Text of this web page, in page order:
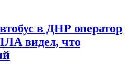
в ДНР оператор
видел, что